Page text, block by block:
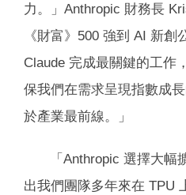
力。」Anthropic 財務長
《財富》500 強到 AI 新
Claude 完成最關鍵的工作
保我們在需求呈現指數成
於產業最前線。」
「Anthropic 選擇大幅
出我們團隊多年來在 TPU